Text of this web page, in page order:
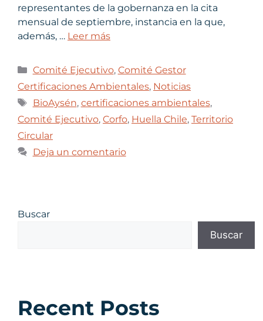
representantes de la gobernanza en la cita
mensual de septiembre, instancia en la que,
además, … Leer más
Comité Ejecutivo, Comité Gestor
Certificaciones Ambientales, Noticias
BioAysén, certificaciones ambientales,
Comité Ejecutivo, Corfo, Huella Chile, Territorio
Circular
Deja un comentario
Buscar
Buscar
Recent Posts